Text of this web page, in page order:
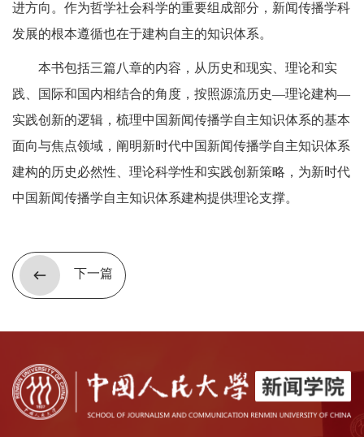
进方向。作为哲学社会科学的重要组成部分，新闻传播学科
发展的根本遵循也在于建构自主的知识体系。
本书包括三篇八章的内容，从历史和现实、理论和实
践、国际和国内相结合的角度，按照源流历史—理论建构—
实践创新的逻辑，梳理中国新闻传播学自主知识体系的基本
面向与焦点领域，阐明新时代中国新闻传播学自主知识体系
建构的历史必然性、理论科学性和实践创新策略，为新时代
中国新闻传播学自主知识体系建构提供理论支撑。
下一篇